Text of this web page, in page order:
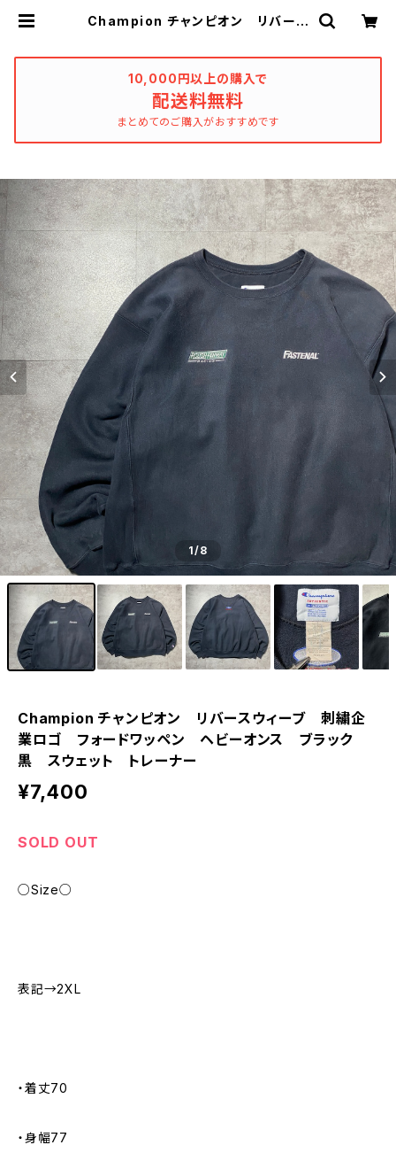
Champion チャンピオン リバース
黒 スウェット トレーナー | used
_clothing_katharsis
10,000円以上の購入で
配送料無料
まとめてのご購入がおすすめです
1/8
Champion チャンピオン リバースウィーブ 刺繍企
業ロゴ フォードワッペン ヘビーオンス ブラック
黒 スウェット トレーナー
¥7,400
SOLD OUT
○Size○
表記→2XL
・着丈70
・身幅77